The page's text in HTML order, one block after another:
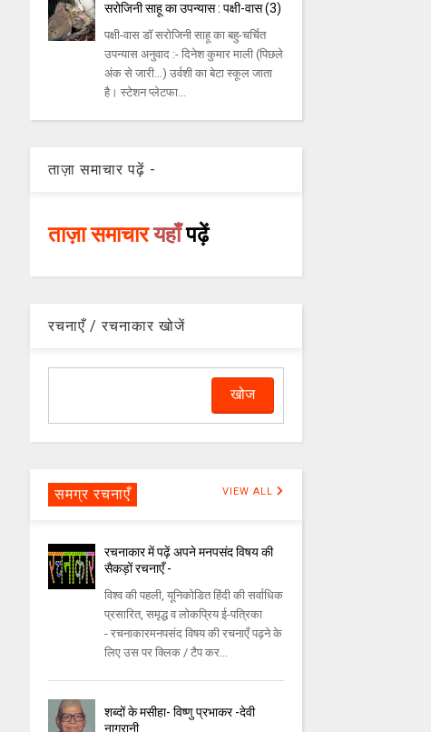
सरोजिनी साहू का उपन्यास : पक्षी-वास (3)
पक्षी-वास डॉ सरोजिनी साहू का बहु-चर्चित
उपन्यास अनुवाद :- दिनेश कुमार माली (पिछले
अंक से जारी…) उर्वशी का बेटा स्कूल जाता
है। स्टेशन प्लेटफा...
ताज़ा समाचार पढ़ें -
ताज़ा समाचारयहाँपढ़ें
रचनाएँ / रचनाकार खोजें
समग्र रचनाएँ VIEW ALL
रचनाकार में पढ़ें अपने मनपसंद विषय की
सैकड़ों रचनाएँ -
विश्व की पहली, यूनिकोडित हिंदी की सर्वाधिक
प्रसारित, समृद्ध व लोकप्रिय ई-पत्रिका
- रचनाकारमनपसंद विषय की रचनाएँ पढ़ने के
लिए उस पर क्लिक / टैप कर...
शब्दों के मसीहा- विष्णु प्रभाकर -देवी
नागरानी